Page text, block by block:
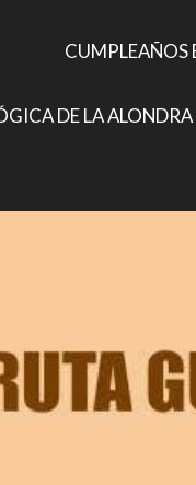
CUMPLEAÑOS
DE LA